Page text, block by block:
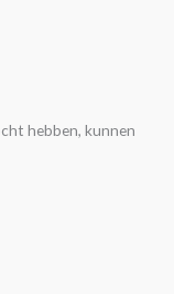
hebben, kunnen